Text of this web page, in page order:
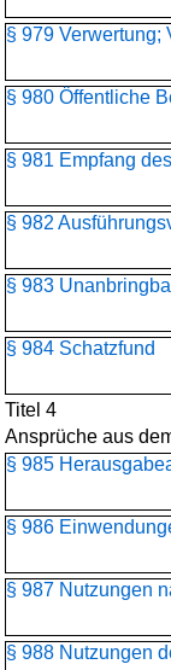
§ 979 Verwertung;
§ 980 Öffentliche
§ 981 Empfang
§ 982
§ 983
§ 984 Schatzfund
Titel 4
Ansprüche aus
§ 985
§ 986
§ 987 Nutzungen
§ 988 Nutzungen